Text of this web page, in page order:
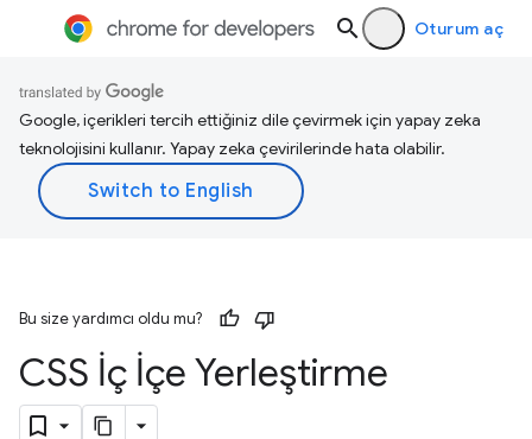
Oturum aç
Google, içerikleri tercih ettiğiniz dile çevirmek için yapay zeka
teknolojisini kullanır. Yapay zeka çevirilerinde hata olabilir.
Bu size yardımcı oldu mu?
CSS İç İçe Yerleştirme